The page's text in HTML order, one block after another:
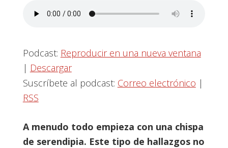
Podcast: Reproducir en una nueva ventana
| Descargar
Suscríbete al podcast: Correo electrónico |
RSS
A menudo todo empieza con una chispa
de serendipia. Este tipo de hallazgos no